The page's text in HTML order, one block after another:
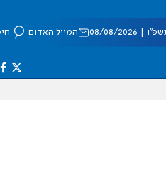
08/2026 המייל האדום